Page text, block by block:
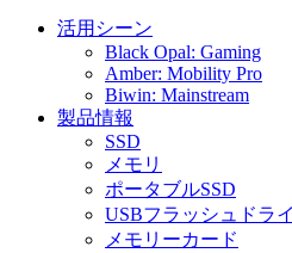
活用シーン
Black Opal: Gaming
Amber: Mobility Pro
Biwin: Mainstream
製品情報
SSD
メモリ
ポータブルSSD
USBフラッシュドラ
メモリーカード